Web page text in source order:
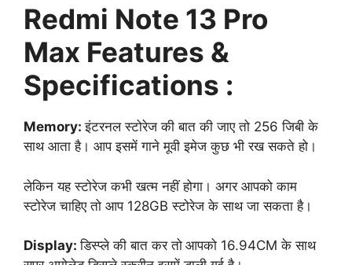
Redmi Note 13 Pro
Max Features &
Specifications :
Memory:इंटरनल स्टोरेज की बात की जाए तो 256 जिबी के
साथ आता है। आप इसमें गाने मूवी इमेज कुछ भी रख सकते हो।
लेकिन यह स्टोरेज कभी खत्म नहीं होगा। अगर आपको काम
स्टोरेज चाहिए तो आप 128GB स्टोरेज के साथ जा सकता है।
Display:डिस्प्ले की बात कर तो आपको 16.94CM के साथ